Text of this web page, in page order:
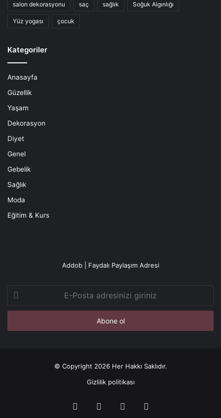
salon dekorasyonu saç sağlık Soğuk Algınlığı
Yüz yogası çocuk
Kategoriler
Anasayfa
Güzellik
Yaşam
Dekorasyon
Diyet
Genel
Gebelik
Sağlık
Moda
Eğitim & Kurs
Addob | Faydalı Paylaşım Adresi
Posta
adresinizi
© Copyright 2026 Her Hakkı Saklıdır.
Gizlilik politikası
Facebook YouTube